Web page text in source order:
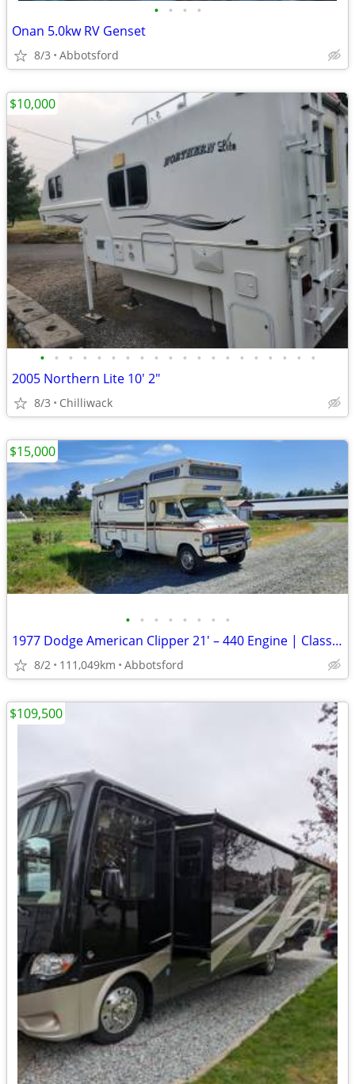
• • • •
Onan 5.0kw RV Genset
8/3 Abbotsford
• • • • • • • • • • • • • • • • • • • •
2005 Northern Lite 10' 2"
8/3 Chilliwack
$10,000
• • • • • • • •
1977 Dodge American Clipper 21' – 440 Engine | Classic RV | Road-Ready
8/2 111,049km Abbotsford
$15,000
$109,500